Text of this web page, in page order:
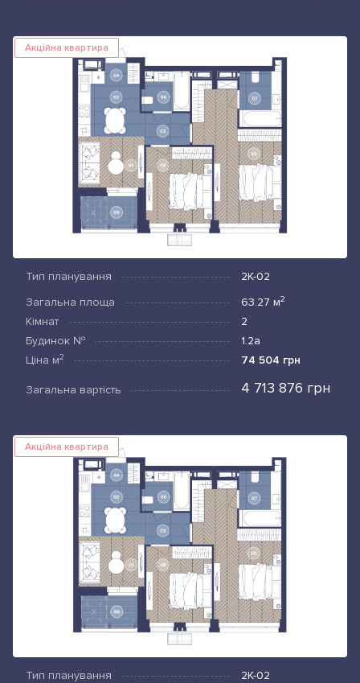
Акційна квартира
Тип планування
2К-02
Загальна площа
63.27 м2
Кімнат
2
Будинок №
1.2а
Ціна м2 74 504 грн
Загальна вартість 4 713 876 грн
Акційна квартира
Тип планування
2К-02